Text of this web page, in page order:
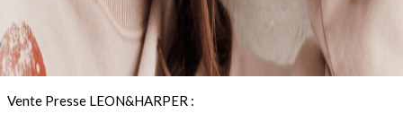
Vente Presse LEON&HARPER :